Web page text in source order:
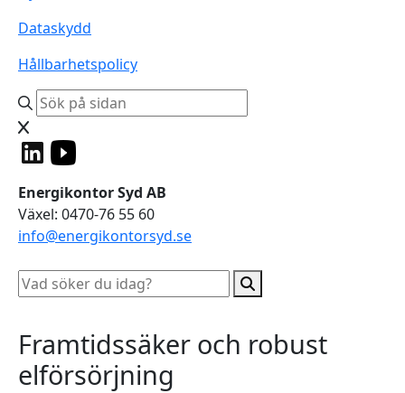
Dataskydd
Hållbarhetspolicy
Energikontor Syd AB
Växel: 0470-76 55 60
info@energikontorsyd.se
Framtidssäker och robust
elförsörjning